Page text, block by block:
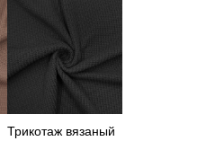
Трикотаж вязаный